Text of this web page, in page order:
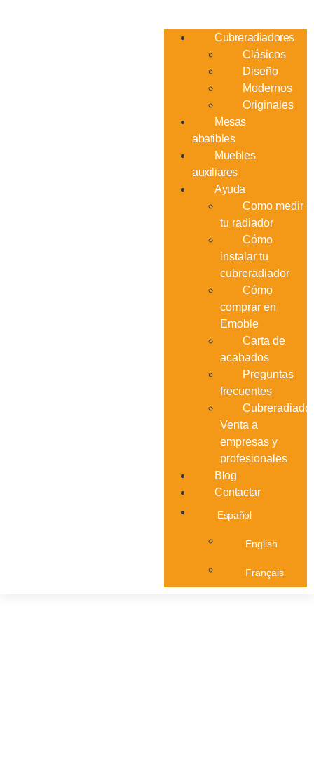
Cubreradiadores
Clásicos
Diseño
Modernos
Originales
Mesas
abatibles
Muebles
auxiliares
Ayuda
Como medir
tu radiador
Cómo
instalar tu
cubreradiador
Cómo
comprar en
Emoble
Carta de
acabados
Preguntas
frecuentes
Venta a
empresas y
profesionales
Blog
Contactar
Español
English
Français